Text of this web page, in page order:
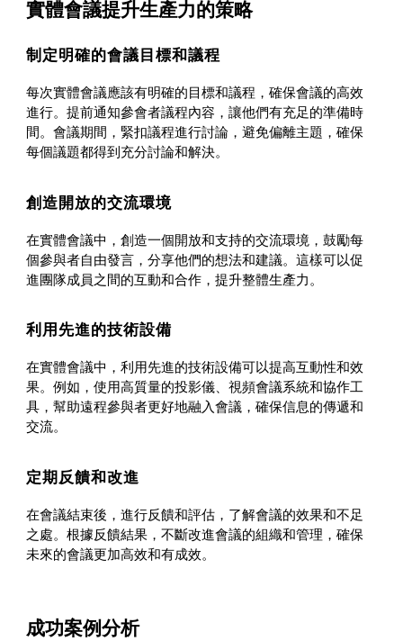
實體會議提升生產力的策略
制定明確的會議目標和議程
每次實體會議應該有明確的目標和議程，確保會議的高效
進行。提前通知參會者議程內容，讓他們有充足的準備時
間。會議期間，緊扣議程進行討論，避免偏離主題，確保
每個議題都得到充分討論和解決。
創造開放的交流環境
在實體會議中，創造一個開放和支持的交流環境，鼓勵每
個參與者自由發言，分享他們的想法和建議。這樣可以促
進團隊成員之間的互動和合作，提升整體生產力。
利用先進的技術設備
在實體會議中，利用先進的技術設備可以提高互動性和效
果。例如，使用高質量的投影儀、視頻會議系統和協作工
具，幫助遠程參與者更好地融入會議，確保信息的傳遞和
交流。
定期反饋和改進
在會議結束後，進行反饋和評估，了解會議的效果和不足
之處。根據反饋結果，不斷改進會議的組織和管理，確保
未來的會議更加高效和有成效。
成功案例分析